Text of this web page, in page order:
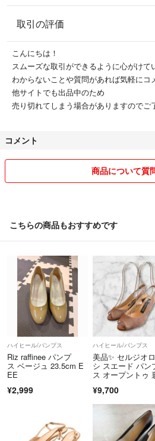
取引の評価
こんにちは！
スムーズな取引ができるように心がけて
わからないことや質問があれば気軽にコ
他サイトでも出品中のため
売り切れてしまう場合がありますのでご
コメント
商品について質
こちらの商品もおすすめです
ハイヒール/パンプス
Riz raffinee パンプ
ス ベージュ 23.5cm E
EE
¥2,999
ハイヒール/パンプス
美品✨ セルジオ
シ スエード パン
ス オープントゥ
¥9,700